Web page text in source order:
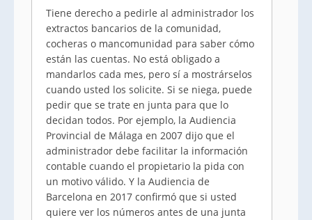
Tiene derecho a pedirle al administrador los
extractos bancarios de la comunidad,
cocheras o mancomunidad para saber cómo
están las cuentas. No está obligado a
mandarlos cada mes, pero sí a mostrárselos
cuando usted los solicite. Si se niega, puede
pedir que se trate en junta para que lo
decidan todos. Por ejemplo, la Audiencia
Provincial de Málaga en 2007 dijo que el
administrador debe facilitar la información
contable cuando el propietario la pida con
un motivo válido. Y la Audiencia de
Barcelona en 2017 confirmó que si usted
quiere ver los números antes de una junta